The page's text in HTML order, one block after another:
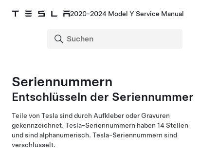
2020-2024 Model Y Service Manual
Seriennummern
Entschlüsseln der Seriennummer
Teile von Tesla sind durch Aufkleber oder Gravuren
gekennzeichnet. Tesla-Seriennummern haben 14 Stellen
und sind alphanumerisch. Tesla-Seriennummern sind
verschlüsselt.